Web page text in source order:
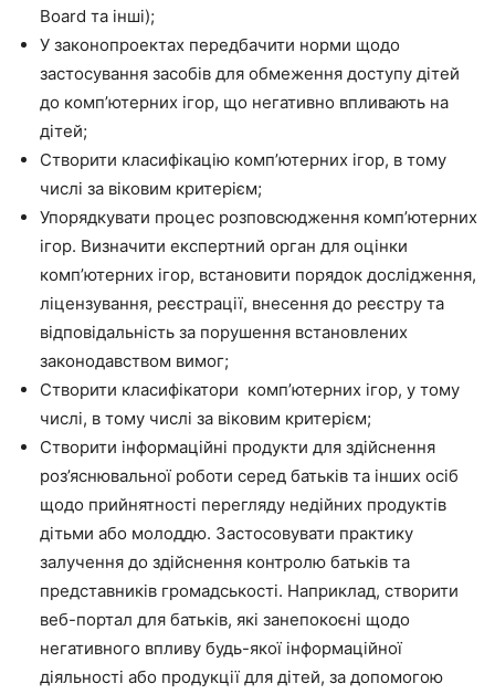
Board та інші);
У законопроектах передбачити норми щодо
застосування засобів для обмеження доступу дітей
до комп’ютерних ігор, що негативно впливають на
дітей;
Створити класифікацію комп’ютерних ігор, в тому
числі за віковим критерієм;
Упорядкувати процес розповсюдження комп’ютерних
ігор. Визначити експертний орган для оцінки
комп’ютерних ігор, встановити порядок дослідження,
ліцензування, реєстрації, внесення до реєстру та
відповідальність за порушення встановлених
законодавством вимог;
Створити класифікатори комп’ютерних ігор, у тому
числі, в тому числі за віковим критерієм;
Створити інформаційні продукти для здійснення
роз’яснювальної роботи серед батьків та інших осіб
щодо прийнятності перегляду недійних продуктів
дітьми або молоддю. Застосовувати практику
залучення до здійснення контролю батьків та
представників громадськості. Наприклад, створити
веб-портал для батьків, які занепокоєні щодо
негативного впливу будь-якої інформаційної
діяльності або продукції для дітей, за допомогою